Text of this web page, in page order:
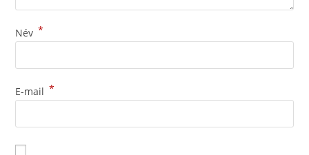
Név *
E-mail *